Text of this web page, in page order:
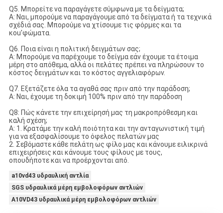
Q5. Μπορείτε να παραγάγετε σύμφωνα με τα δείγματα;
Α: Ναι, μπορούμε να παραγάγουμε από τα δείγματα ή τα τεχνικά
σχέδιά σας. Μπορούμε να χτίσουμε τις φόρμες και τα
κοu'φώματα.
Q6. Ποια είναι η πολιτική δειγμάτων σας;
Α: Μπορούμε να παρέχουμε το δείγμα εάν έχουμε τα έτοιμα
μέρη στο απόθεμα, αλλά οι πελάτες πρέπει να πληρώσουν το
κόστος δειγμάτων και το κόστος αγγελιαφόρων.
Q7. Εξετάζετε όλα τα αγαθά σας πριν από την παράδοση;
Α: Ναι, έχουμε τη δοκιμή 100% πριν από την παράδοση
Q8: Πώς κάνετε την επιχείρησή μας τη μακροπρόθεσμη και
καλή σχέση;
Α: 1. Κρατάμε την καλή ποιότητα και την ανταγωνιστική τιμή
για να εξασφαλίσουμε το όφελος πελατών μας
2. Σεβόμαστε κάθε πελάτη ως φίλο μας και κάνουμε ειλικρινά
επιχειρήσεις και κάνουμε τους φίλους με τους,
οπουδήποτε και να προέρχονται από.
a10vd43 υδραυλική αντλία
SGS υδραυλικά μέρη εμβολοφόρων αντλιών
A10VD43 υδραυλικά μέρη εμβολοφόρων αντλιών